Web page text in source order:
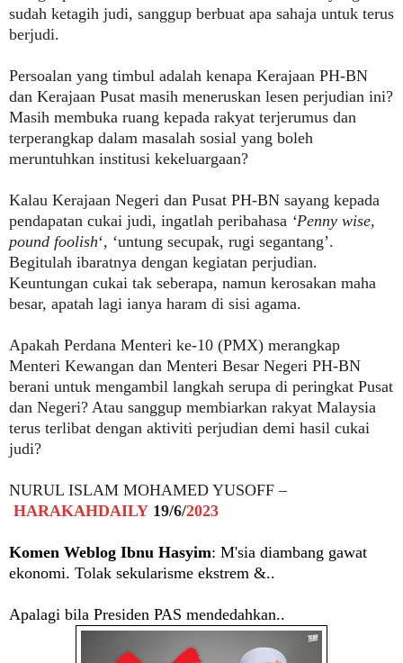
sudah ketagih judi, sanggup berbuat apa sahaja untuk terus
berjudi.
Persoalan yang timbul adalah kenapa Kerajaan PH-BN
dan Kerajaan Pusat masih meneruskan lesen perjudian ini?
Masih membuka ruang kepada rakyat terjerumus dan
terperangkap dalam masalah sosial yang boleh
meruntuhkan institusi kekeluargaan?
Kalau Kerajaan Negeri dan Pusat PH-BN sayang kepada
pendapatan cukai judi, ingatlah peribahasa ‘Penny wise,
pound foolish‘, ‘untung secupak, rugi segantang’.
Begitulah ibaratnya dengan kegiatan perjudian.
Keuntungan cukai tak seberapa, namun kerosakan maha
besar, apatah lagi ianya haram di sisi agama.
Apakah Perdana Menteri ke-10 (PMX) merangkap
Menteri Kewangan dan Menteri Besar Negeri PH-BN
berani untuk mengambil langkah serupa di peringkat Pusat
dan Negeri? Atau sanggup membiarkan rakyat Malaysia
terus terlibat dengan aktiviti perjudian demi hasil cukai
judi?
NURUL ISLAM MOHAMED YUSOFF –
HARAKAHDAILY 19/6/2023
Komen Weblog Ibnu Hasyim: M'sia diambang gawat
ekonomi. Tolak sekularisme ekstrem &..
Apalagi bila Presiden PAS mendedahkan..